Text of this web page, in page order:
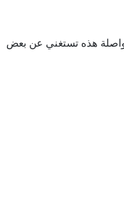
هذه تستغني عن بعض